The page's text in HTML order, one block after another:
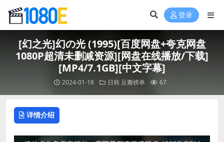
登录
[幻之光]幻の光 (1995)[百度网盘+夸克网盘
1080P超清未删减资源][网盘在线播放/下载]
[MP4/7.1GB][中文字幕]
2024-01-18 日韩 豆瓣榜单 67
详情介绍